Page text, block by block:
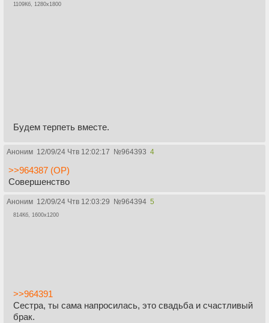
1109Кб, 1280x1800
Будем терпеть вместе.
Аноним 12/09/24 Чтв 12:02:17 №964393 4
>>964387 (OP)
Совершенство
Аноним 12/09/24 Чтв 12:03:29 №964394 5
814Кб, 1600x1200
>>964391
Сестра, ты сама напросилась, это свадьба и счастливый
брак.